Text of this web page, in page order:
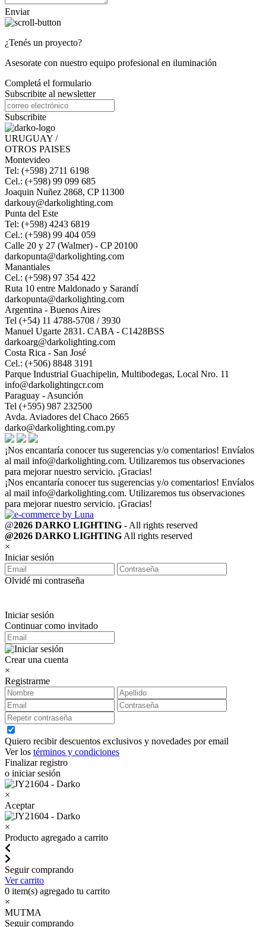
Enviar
¿Tenés un proyecto?
Asesorate con nuestro equipo profesional en iluminación
Completá el formulario
Subscribite al newsletter
Subscribite
URUGUAY /
OTROS PAISES
Montevideo
Tel: (+598) 2711 6198
Cel.: (+598) 99 099 685
Joaquin Nuñez 2868, CP 11300
darkouy@darkolighting.com
Punta del Este
Tel: (+598) 4243 6819
Cel.: (+598) 99 404 059
Calle 20 y 27 (Walmer) - CP 20100
darkopunta@darkolighting.com
Manantiales
Cel.: (+598) 97 354 422
Ruta 10 entre Maldonado y Sarandí
darkopunta@darkolighting.com
Argentina - Buenos Aires
Tel (+54) 11 4788-5708 / 3930
Manuel Ugarte 2831. CABA - C1428BSS
darkoarg@darkolighting.com
Costa Rica - San José
Cel.: (+506) 8848 3191
Parque Industrial Guachipelin, Multibodegas, Local Nro. 11
info@darkolightingcr.com
Paraguay - Asunción
Tel (+595) 987 232500
Avda. Aviadores del Chaco 2665
darko@darkolighting.com.py
¡Nos encantaría conocer tus sugerencias y/o comentarios! Envíalos
al mail info@darkolighting.com. Utilizaremos tus observaciones
para mejorar nuestro servicio. ¡Gracias!
¡Nos encantaría conocer tus sugerencias y/o comentarios! Envíalos
al mail info@darkolighting.com. Utilizaremos tus observaciones
para mejorar nuestro servicio. ¡Gracias!
@2026 DARKO LIGHTING - All rights reserved
@2026 DARKO LIGHTINGAll rights reserved
×
Iniciar sesión
Olvidé mi contraseña
Iniciar sesión
Continuar como invitado
Crear una cuenta
×
Registrarme
Quiero recibir descuentos exclusivos y novedades por email
Ver los términos y condiciones
Finalizar registro
o iniciar sesión
×
Aceptar
×
Producto agregado a carrito
Seguir comprando
Ver carrito
0 item(s) agregado tu carrito
×
MUTMA
Seguir comprando